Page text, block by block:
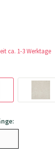
ca. 1-3 Werktage